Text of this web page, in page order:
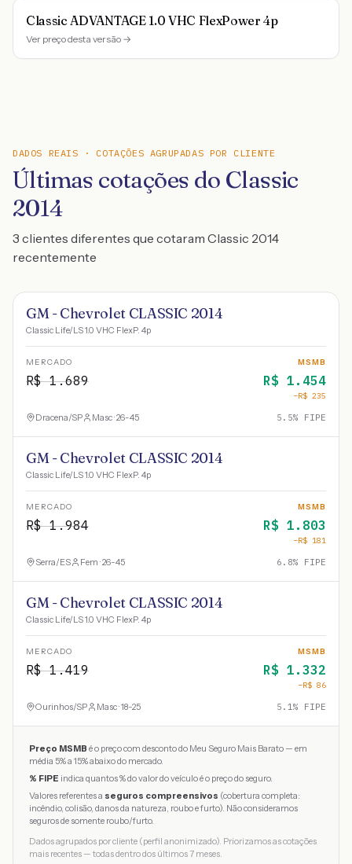
Classic ADVANTAGE 1.0 VHC FlexPower 4p
Ver preço desta versão →
DADOS REAIS · COTAÇÕES AGRUPADAS POR CLIENTE
Últimas cotações do Classic
2014
3 clientes diferentes que cotaram Classic 2014
recentemente
GM - Chevrolet CLASSIC 2014
Classic Life/LS 1.0 VHC FlexP. 4p
MERCADO
R$1.689
MSMB
R$ 1.454
−R$ 235
Dracena/SP Masc · 26-45 5.5% FIPE
GM - Chevrolet CLASSIC 2014
Classic Life/LS 1.0 VHC FlexP. 4p
MERCADO
R$1.984
MSMB
R$ 1.803
−R$ 181
Serra/ES Fem · 26-45 6.8% FIPE
GM - Chevrolet CLASSIC 2014
Classic Life/LS 1.0 VHC FlexP. 4p
MERCADO
R$1.419
MSMB
R$ 1.332
−R$ 86
Ourinhos/SP Masc · 18-25 5.1% FIPE
Preço MSMB é o preço com desconto do Meu Seguro Mais Barato — em
média 5% a 15% abaixo do mercado.
% FIPE indica quantos % do valor do veículo é o preço do seguro.
Valores referentes a seguros compreensivos (cobertura completa:
incêndio, colisão, danos da natureza, roubo e furto). Não consideramos
seguros de somente roubo/furto.
Dados agrupados por cliente (perfil anonimizado). Priorizamos as cotações
mais recentes — todas dentro dos últimos 7 meses.